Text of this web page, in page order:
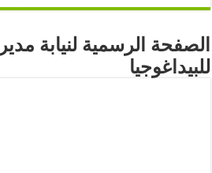
الصفحة الرسمية لنيابة
للبيداغوجيا